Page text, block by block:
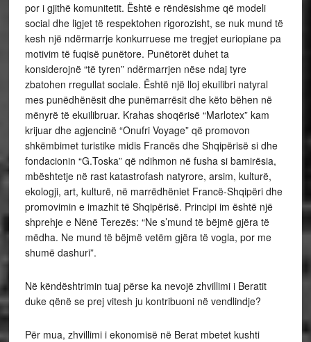
por i gjithë komunitetit. Është e rëndësishme që modeli
social dhe ligjet të respektohen rigorozisht, se nuk mund të
kesh një ndërmarrje konkurruese me tregjet euriopiane pa
motivim të fuqisë punëtore. Punëtorët duhet ta
konsiderojnë “të tyren” ndërmarrjen nëse ndaj tyre
zbatohen rregullat sociale. Është një lloj ekuilibri natyral
mes punëdhënësit dhe punëmarrësit dhe këto bëhen në
mënyrë të ekuilibruar. Krahas shoqërisë “Marlotex” kam
krijuar dhe agjencinë “Onufri Voyage” që promovon
shkëmbimet turistike midis Francës dhe Shqipërisë si dhe
fondacionin “G.Toska” që ndihmon në fusha si bamirësia,
mbështetje në rast katastrofash natyrore, arsim, kulturë,
ekologji, art, kulturë, në marrëdhëniet Francë-Shqipëri dhe
promovimin e imazhit të Shqipërisë. Principi im është një
shprehje e Nënë Terezës: “Ne s’mund të bëjmë gjëra të
mëdha. Ne mund të bëjmë vetëm gjëra të vogla, por me
shumë dashuri”.
Në këndështrimin tuaj përse ka nevojë zhvillimi i Beratit
duke qënë se prej vitesh ju kontribuoni në vendlindje?
Për mua, zhvillimi i ekonomisë në Berat mbetet kushti